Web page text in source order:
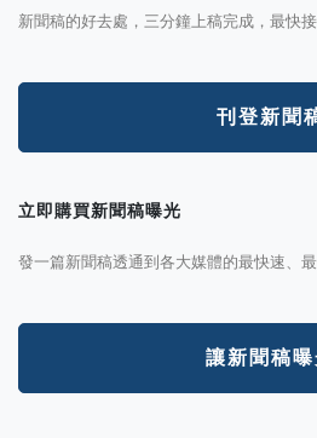
新聞稿的好去處，三分鐘上稿完成，最快
刊登新聞
立即購買新聞稿曝光
發一篇新聞稿透通到各大媒體的最快速、
讓新聞稿